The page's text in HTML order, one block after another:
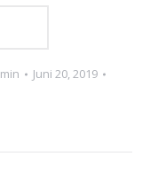
Juni 20, 2019